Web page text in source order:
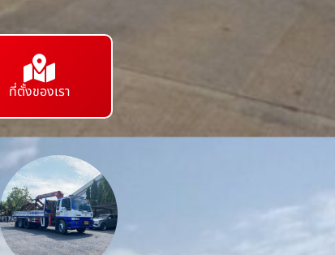
ที่ตั้งของเรา